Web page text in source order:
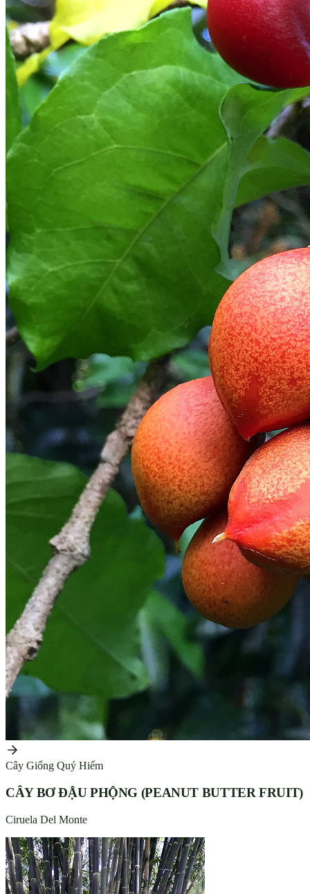
Cây Giống Quý Hiếm
CÂY BƠ ĐẬU PHỘNG (PEANUT BUTTER FRUIT)
Ciruela Del Monte